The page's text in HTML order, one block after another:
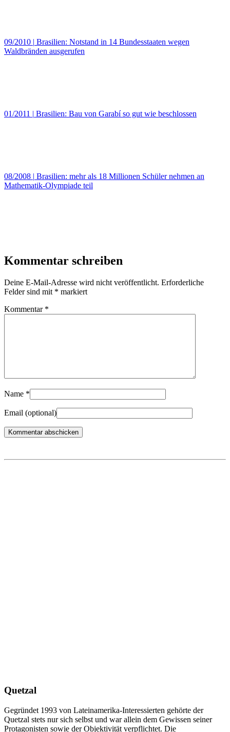
09/2010 | Brasilien: Notstand in 14 Bundesstaaten wegen
Waldbränden ausgerufen
01/2011 | Brasilien: Bau von Garabí so gut wie beschlossen
08/2008 | Brasilien: mehr als 18 Millionen Schüler nehmen an
Mathematik-Olympiade teil
Kommentar schreiben
Deine E-Mail-Adresse wird nicht veröffentlicht. Erforderliche
Felder sind mit * markiert
Kommentar *
Name *
Email (optional)
Quetzal
Gegründet 1993 von Lateinamerika-Interessierten gehörte der
Quetzal stets nur sich selbst und war allein dem Gewissen seiner
Protagonisten sowie der Objektivität verpflichtet. Die